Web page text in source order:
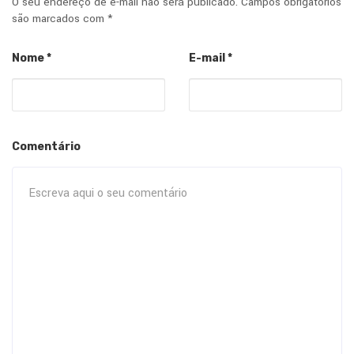
são marcados com *
Nome* E-mail *
Comentário